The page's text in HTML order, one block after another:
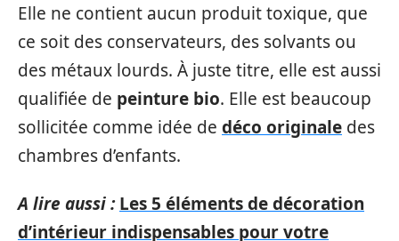
Elle ne contient aucun produit toxique, que
ce soit des conservateurs, des solvants ou
des métaux lourds. À juste titre, elle est aussi
qualifiée de peinture bio. Elle est beaucoup
sollicitée comme idée de déco originale des
chambres d’enfants.
A lire aussi : Les 5 éléments de décoration
d’intérieur indispensables pour votre